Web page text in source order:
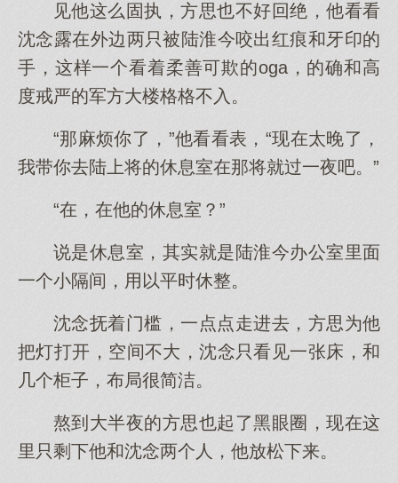
见他这么固执，方思也不好回绝，他看看
沈念露在外边两只被陆淮今咬出红痕和牙印的
手，这样一个看着柔善可欺的oga，的确和高
度戒严的军方大楼格格不入。
“那麻烦你了，”他看看表，“现在太晚了，
我带你去陆上将的休息室在那将就过一夜吧。”
“在，在他的休息室？”
说是休息室，其实就是陆淮今办公室里面
一个小隔间，用以平时休整。
沈念抚着门槛，一点点走进去，方思为他
把灯打开，空间不大，沈念只看见一张床，和
几个柜子，布局很简洁。
熬到大半夜的方思也起了黑眼圈，现在这
里只剩下他和沈念两个人，他放松下来。